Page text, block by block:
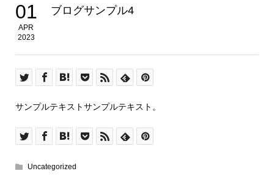
01
APR
2023
ブログサンプル4
サンプルテキストサンプルテキスト。
Uncategorized